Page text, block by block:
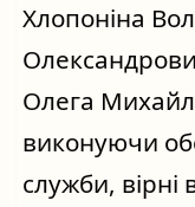
Хлопоніна
Олега
виконуючи
служби, вірні